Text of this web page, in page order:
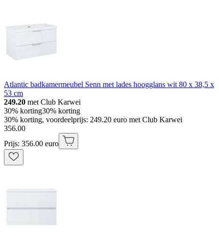
Atlantic badkamermeubel Senn met lades hoogglans wit 80 x 38,5 x
53 cm
249.20 met Club Karwei
30% korting30% korting
30% korting, voordeelprijs: 249.20 euro met Club Karwei
356.00
Prijs: 356.00 euro